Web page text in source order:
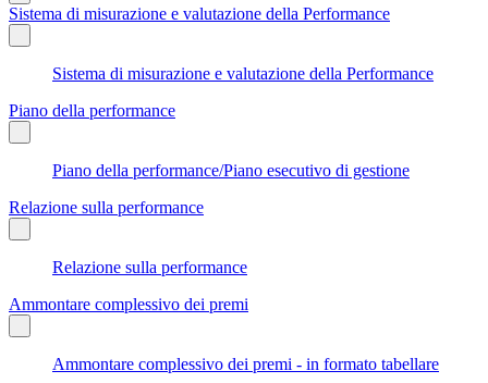
Sistema di misurazione e valutazione della Performance
Sistema di misurazione e valutazione della Performance
Piano della performance
Piano della performance/Piano esecutivo di gestione
Relazione sulla performance
Relazione sulla performance
Ammontare complessivo dei premi
Ammontare complessivo dei premi - in formato tabellare